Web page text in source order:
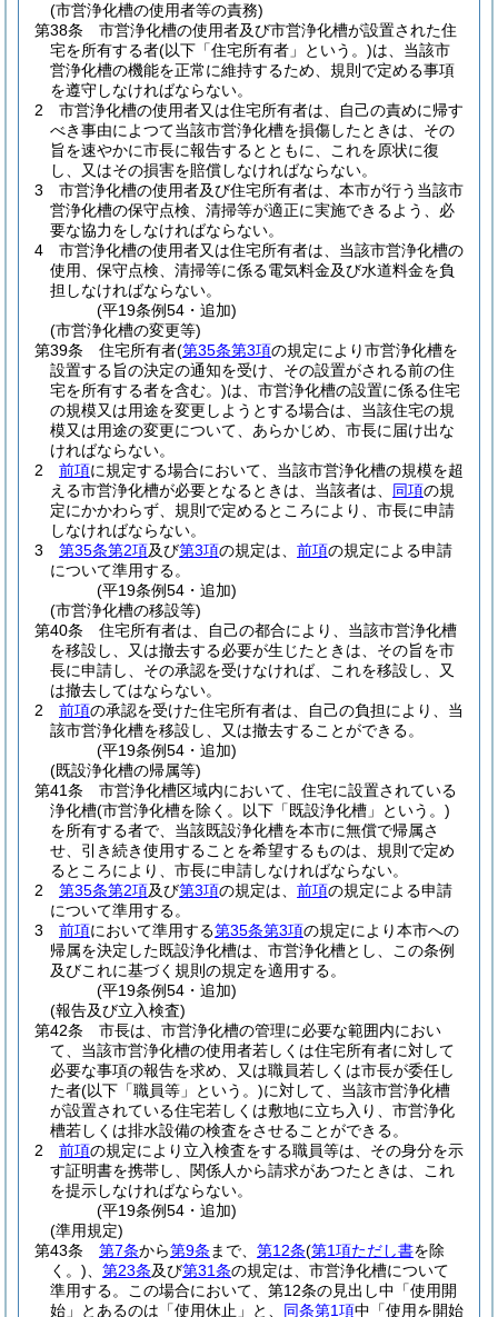
(市営浄化槽の使用者等の責務)
第38条
市営浄化槽の使用者及び市営浄化槽が設置された住
宅を所有する者(以下「住宅所有者」という。)は、当該市
営浄化槽の機能を正常に維持するため、規則で定める事項
を遵守しなければならない。
2
市営浄化槽の使用者又は住宅所有者は、自己の責めに帰す
べき事由によつて当該市営浄化槽を損傷したときは、その
旨を速やかに市長に報告するとともに、これを原状に復
し、又はその損害を賠償しなければならない。
3
市営浄化槽の使用者及び住宅所有者は、本市が行う当該市
営浄化槽の保守点検、清掃等が適正に実施できるよう、必
要な協力をしなければならない。
4
市営浄化槽の使用者又は住宅所有者は、当該市営浄化槽の
使用、保守点検、清掃等に係る電気料金及び水道料金を負
担しなければならない。
(平19条例54・追加)
(市営浄化槽の変更等)
第39条
住宅所有者(第35条第3項の規定により市営浄化槽を
設置する旨の決定の通知を受け、その設置がされる前の住
宅を所有する者を含む。)は、市営浄化槽の設置に係る住宅
の規模又は用途を変更しようとする場合は、当該住宅の規
模又は用途の変更について、あらかじめ、市長に届け出な
ければならない。
2
前項に規定する場合において、当該市営浄化槽の規模を超
える市営浄化槽が必要となるときは、当該者は、 同項の規
定にかかわらず、規則で定めるところにより、市長に申請
しなければならない。
3
第35条第2項及び第3項の規定は、 前項の規定による申請
について準用する。
(平19条例54・追加)
(市営浄化槽の移設等)
第40条
住宅所有者は、自己の都合により、当該市営浄化槽
を移設し、又は撤去する必要が生じたときは、その旨を市
長に申請し、その承認を受けなければ、これを移設し、又
は撤去してはならない。
2
前項の承認を受けた住宅所有者は、自己の負担により、当
該市営浄化槽を移設し、又は撤去することができる。
(平19条例54・追加)
(既設浄化槽の帰属等)
第41条
市営浄化槽区域内において、住宅に設置されている
浄化槽(市営浄化槽を除く。以下「既設浄化槽」という。)
を所有する者で、当該既設浄化槽を本市に無償で帰属さ
せ、引き続き使用することを希望するものは、規則で定め
るところにより、市長に申請しなければならない。
2
第35条第2項及び第3項の規定は、 前項の規定による申請
について準用する。
3
前項において準用する第35条第3項の規定により本市への
帰属を決定した既設浄化槽は、市営浄化槽とし、この条例
及びこれに基づく規則の規定を適用する。
(平19条例54・追加)
(報告及び立入検査)
第42条
市長は、市営浄化槽の管理に必要な範囲内におい
て、当該市営浄化槽の使用者若しくは住宅所有者に対して
必要な事項の報告を求め、又は職員若しくは市長が委任し
た者(以下「職員等」という。)に対して、当該市営浄化槽
が設置されている住宅若しくは敷地に立ち入り、市営浄化
槽若しくは排水設備の検査をさせることができる。
2
前項の規定により立入検査をする職員等は、その身分を示
す証明書を携帯し、関係人から請求があつたときは、これ
を提示しなければならない。
(平19条例54・追加)
(準用規定)
第43条
第7条から第9条 まで、 第12条(第1項ただし書を除
く。)
第23条及び第31条の規定は、市営浄化槽について
準用する。
この場合において、第12条の見出し中「使用開
始」とあるのは「使用休止」と、 同条第1項中「使用を開始